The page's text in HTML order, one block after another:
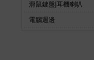
滑鼠鍵盤|耳機喇叭
電腦週邊